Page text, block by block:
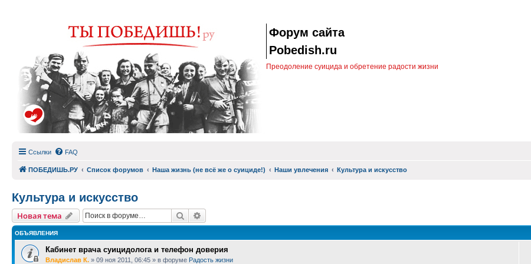
Форум сайта
Pobedish.ru
Преодоление суицида и обретение радости жизни
Ссылки FAQ
ПОБЕДИШЬ.РУ Список форумов Наша жизнь (не всё же о суициде!) Наши увлечения Культура и искусство
Культура и искусство
Новая тема Поиск
ОБЪЯВЛЕНИЯ
Кабинет врача суицидолога и телефон доверия
Владислав К. » 09 ноя 2011, 06:45 » в форуме Радость жизни